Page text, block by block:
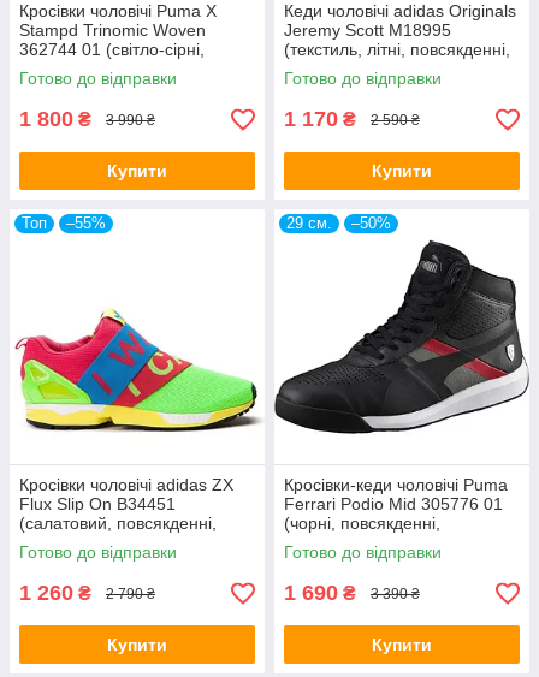
Кросівки чоловічі Puma X
Stampd Trinomic Woven
362744 01 (світло-сірні,
повсякденні, трикотаж, бренд
пума)
Готово до відправки
1 800 ₴ 3 990 ₴
Купити
Кеди чоловічі adidas Originals
Jeremy Scott M18995
(текстиль, літні, повсякденні,
перфоровані, адідас)
Готово до відправки
1 170 ₴ 2 590 ₴
Купити
Топ –55%
Кросівки чоловічі adidas ZX
Flux Slip On B34451
(салатовий, повсякденні,
текстильний верх, бренд
адідас)
Готово до відправки
1 260 ₴ 2 790 ₴
Купити
29 см. –50%
Кросівки-кеди чоловічі Puma
Ferrari Podio Mid 305776 01
(чорні, повсякденні,
перфоровані, бренд пума)
Готово до відправки
1 690 ₴ 3 390 ₴
Купити